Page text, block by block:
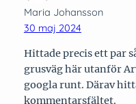
Maria Johansson
30 maj 2024
Hittade precis ett par
grusväg här utanför
googla runt. Därav
kommentarsfältet.